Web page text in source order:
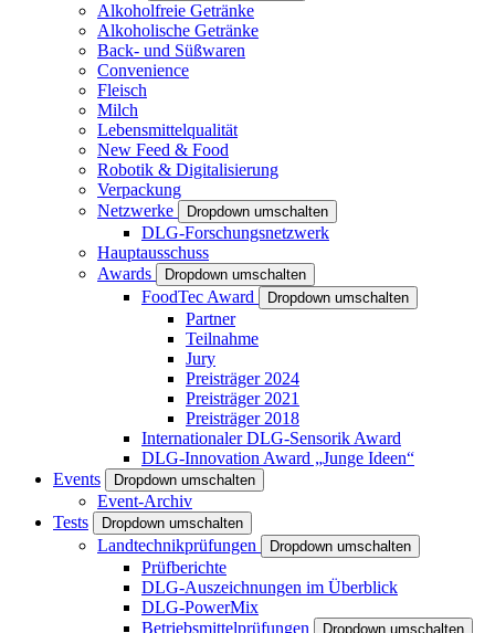
Alkoholfreie Getränke
Alkoholische Getränke
Back- und Süßwaren
Convenience
Fleisch
Milch
Lebensmittelqualität
New Feed & Food
Robotik & Digitalisierung
Verpackung
Netzwerke
Dropdown umschalten
DLG-Forschungsnetzwerk
Hauptausschuss
Awards
Dropdown umschalten
FoodTec Award Dropdown umschalten
Partner
Teilnahme
Jury
Preisträger 2024
Preisträger 2021
Preisträger 2018
Internationaler DLG-Sensorik Award
DLG-Innovation Award „Junge Ideen“
Events
Dropdown umschalten
Event-Archiv
Tests
Dropdown umschalten
Landtechnikprüfungen Dropdown umschalten
Prüfberichte
DLG-Auszeichnungen im Überblick
DLG-PowerMix
Betriebsmittelprüfungen
Dropdown umschalten